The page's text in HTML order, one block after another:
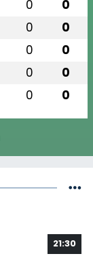
0 0
0 0
0 0
0 0
0 0
21:30